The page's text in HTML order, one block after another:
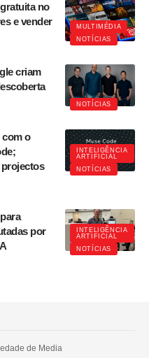
MULTIMÉDIA
NOTÍCIAS
no
e vender
NOTÍCIAS
criam
INTELIGÊNCIA
ARTIFICIAL
NOTÍCIAS
com o
INTELIGÊNCIA
ARTIFICIAL
NOTÍCIAS
por
de Media